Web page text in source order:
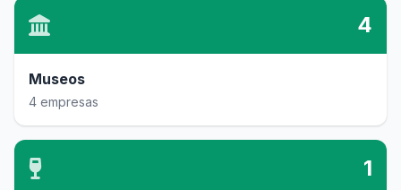
4
Museos
4 empresas
1